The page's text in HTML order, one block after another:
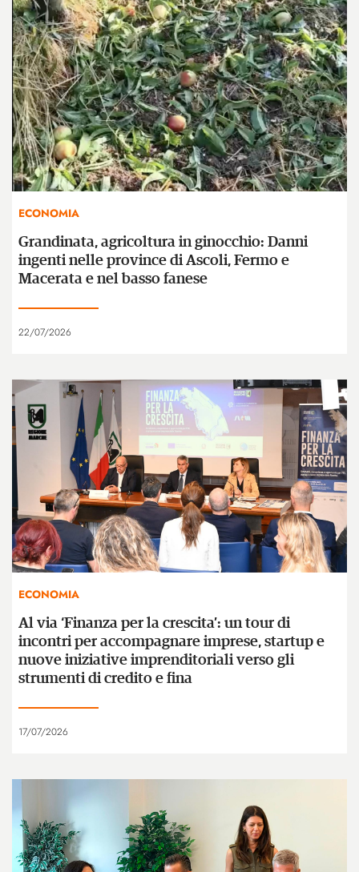
ECONOMIA
Grandinata, agricoltura in ginocchio: Danni
ingenti nelle province di Ascoli, Fermo e
Macerata e nel basso fanese
22/07/2026
ECONOMIA
Al via ‘Finanza per la crescita’: un tour di
incontri per accompagnare imprese, startup e
nuove iniziative imprenditoriali verso gli
strumenti di credito e fina
17/07/2026